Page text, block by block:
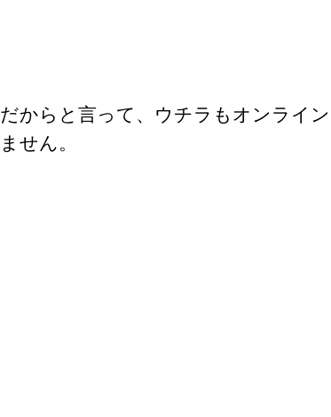
だからと言って、ウチラもオンライ
ません。